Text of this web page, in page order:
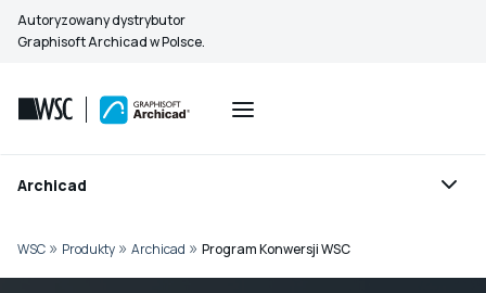
Przejdź
do
Autoryzowany dystrybutor
Graphisoft Archicad w Polsce.
Archicad
WSC » Produkty » Archicad » Program Konwersji WSC